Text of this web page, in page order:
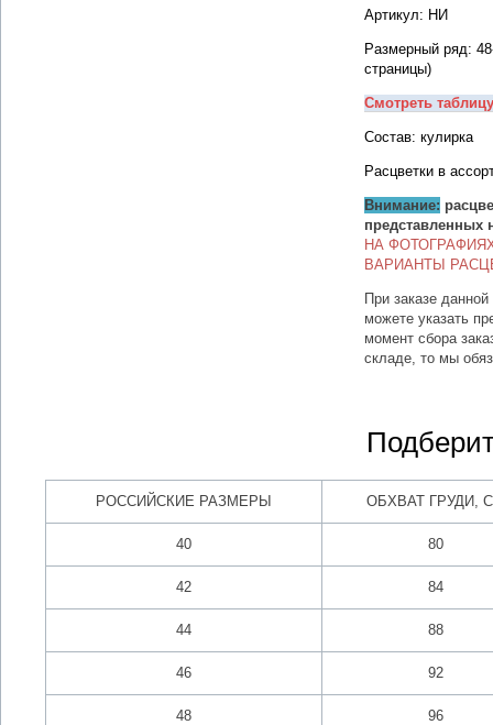
Артикул: НИ
Размерный ряд:
страницы)
Смотреть
Состав: кулирка
Расцветки в
Внимание:
представленных
НА
ВАРИАНТЫ
При заказе
можете указать
момент сбора
складе, то мы
РОССИЙСКИЕ РАЗМЕРЫ ОБХВАТ ГРУДИ,
40 80
42 84
44 88
46 92
48 96